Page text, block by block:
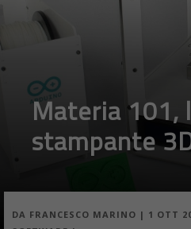
Materia 101,
stampante
DA FRANCESCO MARINO | 1 OTT